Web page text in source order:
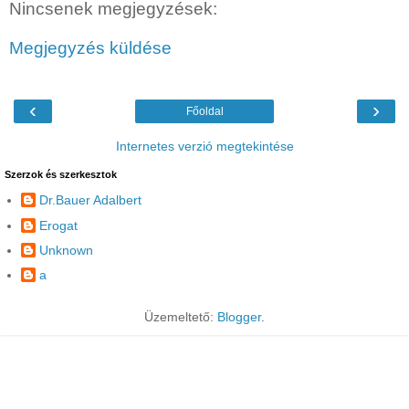
Nincsenek megjegyzések:
Megjegyzés küldése
‹ ›
Főoldal
Internetes verzió megtekintése
Szerzok és szerkesztok
Dr.Bauer Adalbert
Erogat
Unknown
a
Üzemeltető: Blogger.